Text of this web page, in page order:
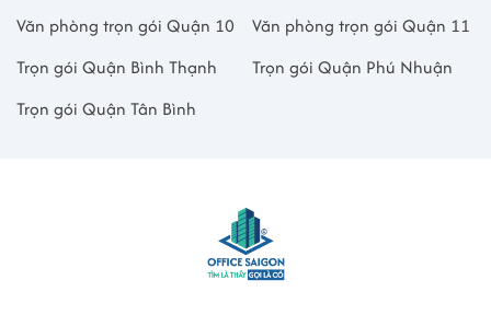
Văn phòng trọn gói Quận 10
Văn phòng trọn gói Quận 11
Trọn gói Quận Bình Thạnh
Trọn gói Quận Phú Nhuận
Trọn gói Quận Tân Bình